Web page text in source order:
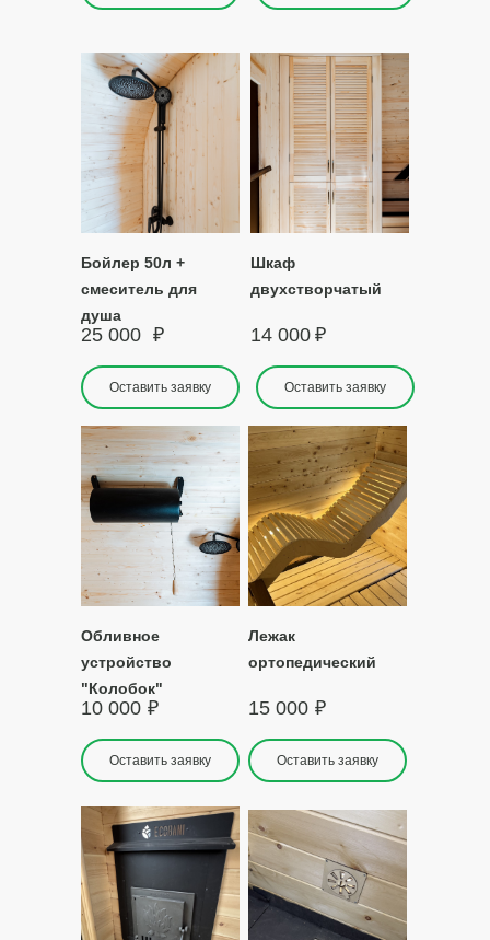
Бойлер 50л +
смеситель для
душа
25 000 ₽
Оставить заявку
Шкаф
двухстворчатый
14 000 ₽
Оставить заявку
Обливное
устройство
"Колобок"
10 000 ₽
Оставить заявку
Лежак
ортопедический
15 000 ₽
Оставить заявку